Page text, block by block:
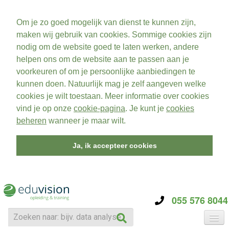
Om je zo goed mogelijk van dienst te kunnen zijn,
maken wij gebruik van cookies. Sommige cookies zijn
nodig om de website goed te laten werken, andere
helpen ons om de website aan te passen aan je
voorkeuren of om je persoonlijke aanbiedingen te
kunnen doen. Natuurlijk mag je zelf aangeven welke
cookies je wilt toestaan. Meer informatie over cookies
vind je op onze cookie-pagina. Je kunt je cookies
beheren wanneer je maar wilt.
Ja, ik accepteer cookies
055 576 8044